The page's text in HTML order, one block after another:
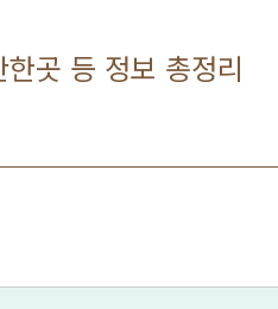
곳 등 정보 총정리